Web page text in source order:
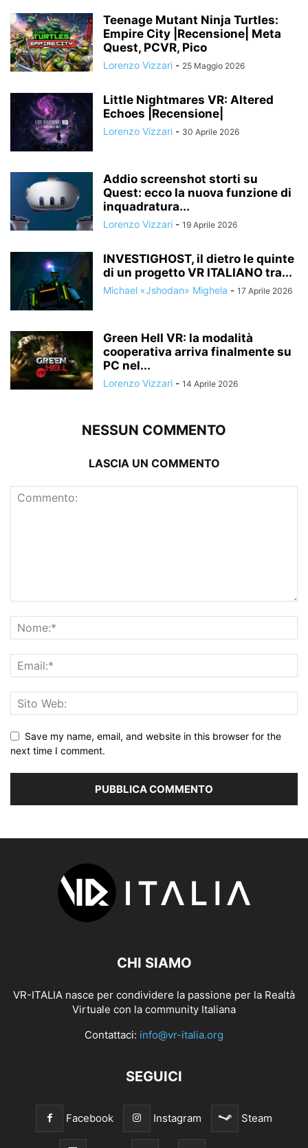
Teenage Mutant Ninja Turtles:
Empire City |Recensione| Meta
Quest, PCVR, Pico
Lorenzo Vizzari - 25 Maggio 2026
Little Nightmares VR: Altered
Echoes |Recensione|
Lorenzo Vizzari - 30 Aprile 2026
Addio screenshot storti su
Quest: ecco la nuova funzione di
inquadratura...
Lorenzo Vizzari - 19 Aprile 2026
INVESTIGHOST, il dietro le quinte
di un progetto VR ITALIANO tra...
Michael «Jshodan» Mighela - 17 Aprile 2026
Green Hell VR: la modalità
cooperativa arriva finalmente su
PC nel...
Lorenzo Vizzari - 14 Aprile 2026
NESSUN COMMENTO
LASCIA UN COMMENTO
Save my name, email, and website in this browser for the
next time I comment.
CHI SIAMO
VR-ITALIA nasce per condividere la passione per la Realtà
Virtuale con la community Italiana
Contattaci: info@vr-italia.org
SEGUICI
Facebook Instagram Steam